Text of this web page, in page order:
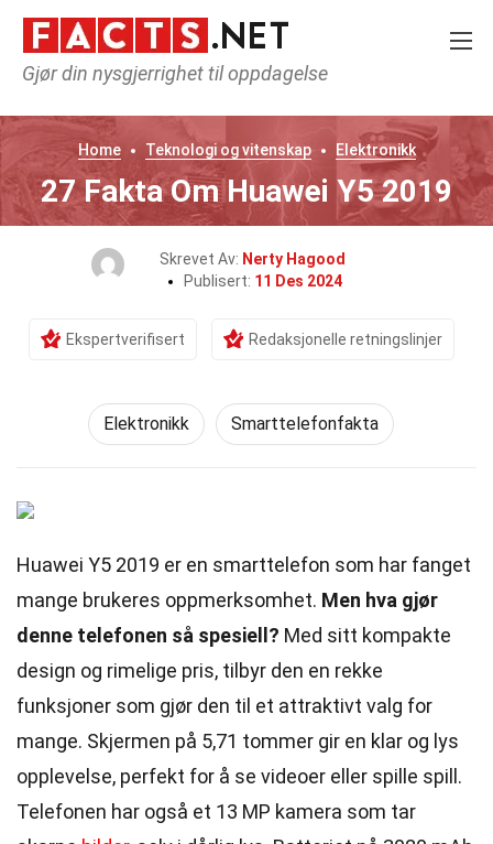
Gjør din nysgjerrighet til oppdagelse
Home Teknologi og vitenskap Elektronikk
27 Fakta Om Huawei Y5 2019
Skrevet Av: Nerty Hagood
Publisert: 11 Des 2024
Ekspertverifisert Redaksjonelle retningslinjer
Elektronikk Smarttelefonfakta
Huawei Y5 2019 er en smarttelefon som har fanget
mange brukeres oppmerksomhet. Men hva gjør
denne telefonen så spesiell? Med sitt kompakte
design og rimelige pris, tilbyr den en rekke
funksjoner som gjør den til et attraktivt valg for
mange. Skjermen på 5,71 tommer gir en klar og lys
opplevelse, perfekt for å se videoer eller spille spill.
Telefonen har også et 13 MP kamera som tar